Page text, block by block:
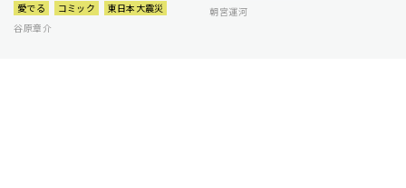
愛でる コミック
東日本大震災
谷原章介
朝宮運河